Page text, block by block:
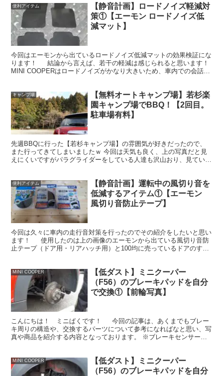
便利アイテム
【静音計画】ロードノイズ軽減対
策①【エーモン ロードノイズ低
減マット】
今回はエーモンから出ているロードノイズ低減マットの効果検証にな
ります！ 結論から言えば、若干の軽減は感じられると思います！
MINI COOPERはロードノイズがかなり大きいため、車内での会話や
キャンプ場
【無料オートキャンプ場】若杉楽
園キャンプ場でBBQ！【2回目。
駐車場有料】
先週BBQに行った【若杉キャンプ場】の雰囲気が好きだったので、
また行ってきてしまいましたｗ 今回は天気も良く、上の写真だと見
えにくいですがパラグライダーをしている人達も沢山おり、見ていて
便利アイテム
【静音計画】運転中の風切り音を
低減するアイテム①【エーモン
風切り音防止テープ】
今回は久々に車内の走行音対策を行ったのでその紹介をしたいと思い
ます！ 使用したのは上の画像のエーモンから出ている風切り音防
止テープ（ドア用・リアハッチ用）と100均に売っているドアのすき
MINI COOPER
【低ダスト】ミニクーパー
（F56）のブレーキパッドを自分
で交換①【前輪写真】
こんにちは！ ミニぱくです！ 今回の記事は、あくまでもブレー
キ周りの構造や、交換するパーツについて参考になればなと思い、写
真や商品を紹介する内容となっております。 ※ブレーキセンサーの
MINI COOPER
【低ダスト】ミニクーパー
（F56）のブレーキパッドを自分